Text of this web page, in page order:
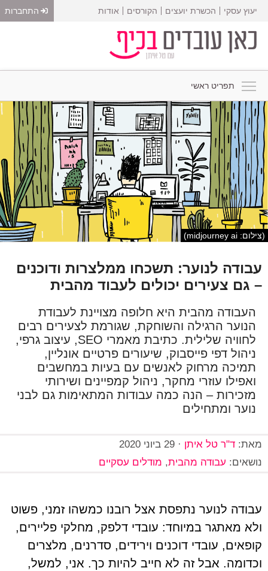
יעוץ עסקי הכשרת יועצים הקורסים אודות התחברות
תפריט ראשי
(צילום: midjourney ai)
עבודה לנוער: תשכחו ממלצרות ודוכנים
– גם צעירים יכולים לעבוד מהבית
העבודה מהבית היא חלופה מצויינת לעבודת
הנוער הרגילה והשוחקת, שגורמת לצעירים רבים
לחוויה שלילית. כתיבת מאמרי SEO, עיצוב גרפי,
ניהול דפי פייסבוק, שיעורים פרטיים אונליין,
תמיכה מרחוק לאנשים עם בעיות במחשבים
ואפילו עוזרי מחקר, ניהול קמפיינים ושירותי
מזכירות – הנה כמה עבודות המתאימות גם לבני
נוער ומתחילים
מאת: ד"ר טל איתן· 29 ביוני 2020
נושאים: עבודה מהבית, מודלים עסקיים
עבודה לנוער נתפסת אצל רובנו כמשהו זמני, פשוט
ולא מאתגר במיוחד: עובדי דלפק, מחלקי פליירים,
קופאים, עובדי דוכנים וירידים, סדרנים, מלצרים
וכדומה. אבל זה לא חייב להיות כך. אני, למשל,